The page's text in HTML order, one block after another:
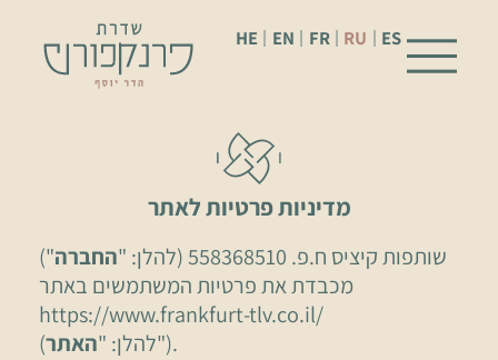
HE EN FR RU ES
מדיניות פרטיות לאתר
שותפות קיציס ח.פ. 558368510 (להלן: " החברה")
מכבדת את פרטיות המשתמשים באתר
https://www.frankfurt-tlv.co.il/
(להלן: "האתר
").